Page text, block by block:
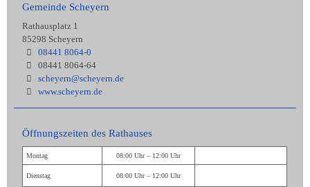
Gemeinde Scheyern
Rathausplatz 1
85298 Scheyern
08441 8064-0
08441 8064-64
scheyern@scheyern.de
www.scheyern.de
Öffnungszeiten des Rathauses
Montag 08:00 Uhr – 12:00 Uhr
Dienstag 08:00 Uhr – 12:00 Uhr